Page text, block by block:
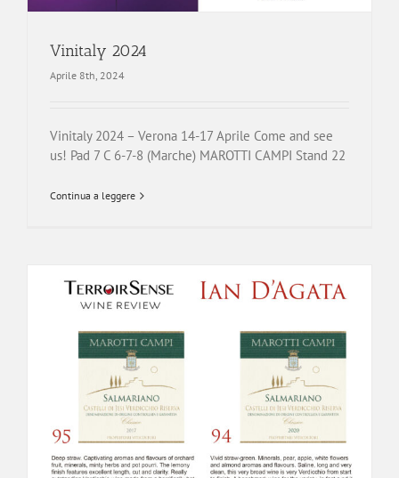
Vinitaly 2024
Aprile 8th, 2024
Vinitaly 2024 – Verona 14-17 Aprile Come and see
us! Pad 7 C 6-7-8 (Marche) MAROTTI CAMPI Stand 22
Continua a leggere